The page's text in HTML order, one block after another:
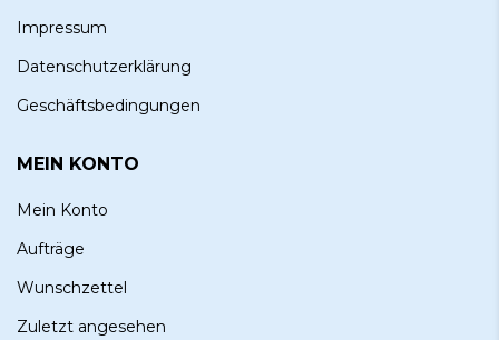
Impressum
Datenschutzerklärung
Geschäftsbedingungen
MEIN KONTO
Mein Konto
Aufträge
Wunschzettel
Zuletzt angesehen